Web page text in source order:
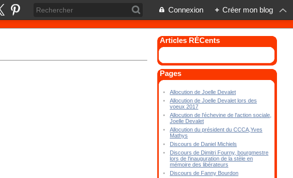
Connexion + Créer mon blog
Articles RÉCents
Pages
Allocution de Joelle Devalet
Allocution de Joelle Devalet lors des
voeux 2017
Allocution de l'échevine de l'action sociale,
Joelle Devalet
Allocution du président du CCCA,Yves
Mathys
Discours de Daniel Michiels
Discours de Dimitri Fourny, bourgmestre
lors de l'inauguration de la stèle en
mémoire des libérateurs
Discours de Fanny Bourdon